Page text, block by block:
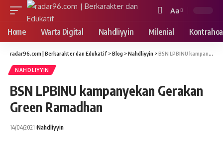
Font
Resizer
Aa
Home Warta Digital Nahdliyyin Milenial
radar96.com | Berkarakter dan Edukatif >Blog >Nahdliyyin >BSN LPBINU kampanyekan Gerakan Green Ramadhan
NAHDLIYYIN
BSN LPBINU kampanyekan Gerakan
Green Ramadhan
14/04/2021 Nahdliyyin